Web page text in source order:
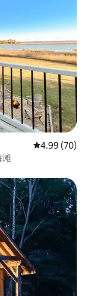
平均评分 4.99
4.99 (70)
滩